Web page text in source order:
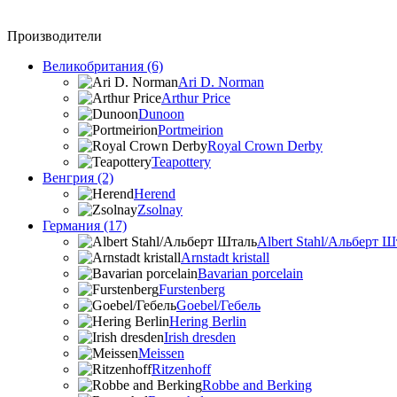
Производители
Великобритания (6)
Ari D. Norman
Arthur Price
Dunoon
Portmeirion
Royal Crown Derby
Teapottery
Венгрия (2)
Herend
Zsolnay
Германия (17)
Albert Stahl/Альбеpт
Arnstadt kristall
Bavarian porcelain
Furstenberg
Goebel/Гебель
Hering Berlin
Irish dresden
Meissen
Ritzenhoff
Robbe and Berking